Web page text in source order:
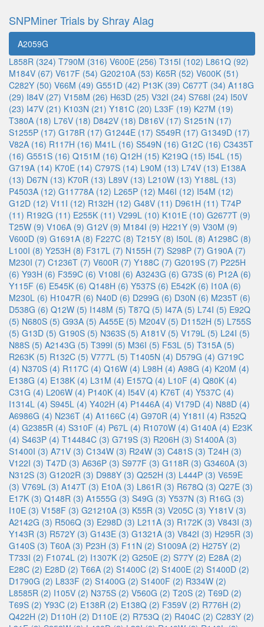
SNPMiner Trials by Shray Alag
A2059G
L858R (324) T790M (316) V600E (256) T315I (102) L861Q (92)
M184V (67) V617F (54) G20210A (53) K65R (52) V600K (51)
C282Y (50) V66M (49) G551D (42) P13K (39) C677T (34) A118G
(29) I84V (27) V158M (26) H63D (25) V32I (24) S768I (24) I50V
(23) I47V (21) K103N (21) Y181C (20) L33F (19) K27M (19)
T380A (18) L76V (18) D842V (18) D816V (17) S1251N (17)
S1255P (17) G178R (17) G1244E (17) S549R (17) G1349D (17)
V82A (16) R117H (16) M41L (16) S549N (16) G12C (16) C3435T
(16) G551S (16) Q151M (16) Q12H (15) K219Q (15) I54L (15)
G719A (14) K70E (14) C797S (14) L90M (13) L74V (13) E138A
(13) D67N (13) K70R (13) L89V (13) L210W (13) Y188L (13)
P4503A (12) G11778A (12) L265P (12) M46I (12) I54M (12)
G12D (12) V11I (12) R132H (12) G48V (11) D961H (11) T74P
(11) R192G (11) E255K (11) V299L (10) K101E (10) G2677T (9)
T25W (9) V106A (9) G12V (9) M184I (9) H221Y (9) V30M (9)
V600D (9) G1691A (8) F227C (8) T215Y (8) I50L (8) A1298C (8)
L100I (8) Y253H (8) F317L (7) N155H (7) S298P (7) G190A (7)
M230I (7) C1236T (7) V600R (7) Y188C (7) G2019S (7) P225H
(6) Y93H (6) F359C (6) V108I (6) A3243G (6) G73S (6) P12A (6)
Y115F (6) E545K (6) Q148H (6) Y537S (6) E542K (6) I10A (6)
M230L (6) H1047R (6) N40D (6) D299G (6) D30N (6) M235T (6)
D538G (6) Q12W (5) I148M (5) T87Q (5) I47A (5) L74I (5) E92Q
(5) N680S (5) G93A (5) A455E (5) M204V (5) D1152H (5) L755S
(5) G13D (5) G190S (5) N363S (5) A181V (5) V179L (5) L24I (5)
N88S (5) A2143G (5) T399I (5) M36I (5) F53L (5) T315A (5)
R263K (5) R132C (5) V777L (5) T1405N (4) D579G (4) G719C
(4) N370S (4) R117C (4) Q16W (4) L98H (4) A98G (4) K20M (4)
E138G (4) E138K (4) L31M (4) E157Q (4) L10F (4) Q80K (4)
C31G (4) L206W (4) P140K (4) I54V (4) K76T (4) Y537C (4)
I1314L (4) S945L (4) Y402H (4) P1446A (4) V179D (4) N88D (4)
A6986G (4) N236T (4) A1166C (4) G970R (4) Y181I (4) R352Q
(4) G2385R (4) S310F (4) P67L (4) R1070W (4) G140A (4) E23K
(4) S463P (4) T14484C (3) G719S (3) R206H (3) S1400A (3)
S1400I (3) A71V (3) C134W (3) R24W (3) C481S (3) T24H (3)
V122I (3) T47D (3) A636P (3) S977F (3) G118R (3) G3460A (3)
N312S (3) G1202R (3) D988Y (3) Q252H (3) L444P (3) V659E
(3) V769L (3) A147T (3) E10A (3) L861R (3) R678Q (3) Q27E (3)
E17K (3) Q148R (3) A1555G (3) S49G (3) Y537N (3) R16G (3)
I10E (3) V158F (3) G21210A (3) K55R (3) V205C (3) Y181V (3)
A2142G (3) R506Q (3) E298D (3) L211A (3) R172K (3) V843I (3)
Y143R (3) R572Y (3) G143E (3) G1321A (3) V842I (3) H295R (3)
G140S (3) T60A (3) P23H (3) F11N (2) S1009A (2) H275Y (2)
T733I (2) F1074L (2) I1307K (2) G250E (2) S77Y (2) E28A (2)
E28C (2) E28D (2) T66A (2) S1400C (2) S1400E (2) S1400D (2)
D1790G (2) L833F (2) S1400G (2) S1400F (2) R334W (2)
L8585R (2) I105V (2) N375S (2) V560G (2) T20S (2) T69D (2)
T69S (2) Y93C (2) E138R (2) E138Q (2) F359V (2) R776H (2)
Q422H (2) D110H (2) D110E (2) R753Q (2) R404C (2) C283Y (2)